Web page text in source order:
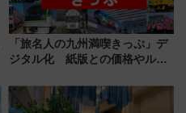
「旅名人の九州満喫きっぷ」デ
ジタル化 紙版との価格やルー